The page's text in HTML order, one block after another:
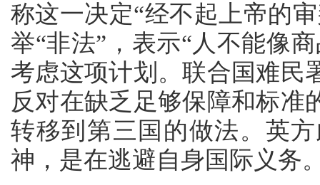
称这一决定“经不起上帝的
举“非法”，表示“人不能像
考虑这项计划。联合国难民
反对在缺乏足够保障和标准
转移到第三国的做法。英
神，是在逃避自身国际义务